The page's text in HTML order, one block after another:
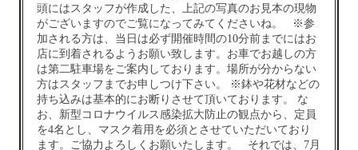
頭にはスタッフが作成した、上記の写真のお見本の現物
がございますのでご覧になってみてくださいね。 ※参
加される方は、当日は必ず開催時間の10分前までにはお
店に到着されるようお願い致します。お車でお越しの方
は第二駐車場をご案内しております。場所が分からない
方はスタッフまでお申しつけ下さい。 ※鉢や花材などの
持ち込みは基本的にお断りさせて頂いております。 な
お、新型コロナウイルス感染拡大防止の観点から、定員
を4名とし、マスク着用を必須とさせていただいており
ます。ご協力よろしくお願いたします。 それでは、7月